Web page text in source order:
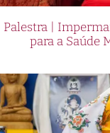
Palestra |
para a Saúde